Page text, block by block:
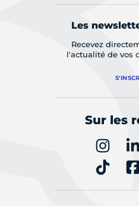
Les
Recevez
l'actualité de vos
Sur les